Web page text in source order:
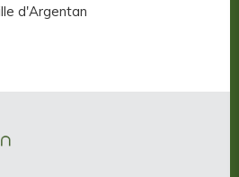
d'Argentan